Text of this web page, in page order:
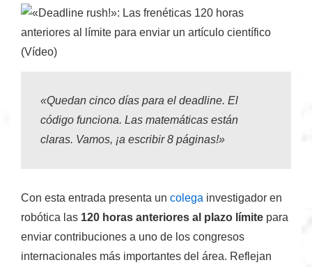
«Quedan cinco días para el deadline. El
código funciona. Las matemáticas están
claras. Vamos, ¡a escribir 8 páginas!»
Con esta entrada presenta un colega investigador en
robótica las 120 horas anteriores al plazo límite para
enviar contribuciones a uno de los congresos
internacionales más importantes del área. Reflejan